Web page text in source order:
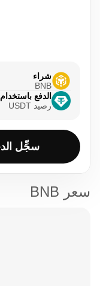
شراء
BNB
الدفع باستخدام
رصيد ‏USDT
سجِّل
سعر BNB